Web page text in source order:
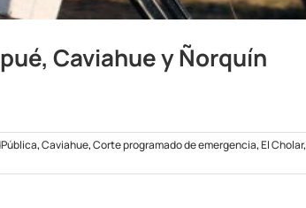
Caviahue y Ñorquín
,Caviahue,Corte programado de emergencia,El Cholar,